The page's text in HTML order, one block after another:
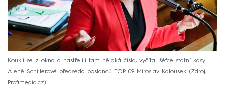
Koukli se z okna a nastřelili tam nějaká čísla, vyčítal šéfce státní kasy
Aleně Schillerové předseda poslanců TOP 09 Miroslav Kalousek
Zdroj:
Profimedia.cz